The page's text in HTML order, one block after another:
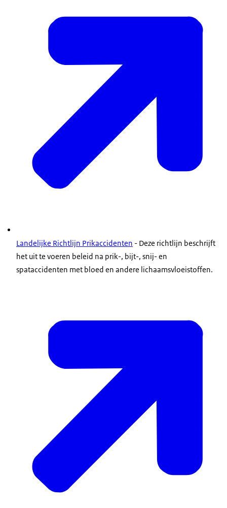
Landelijke Richtlijn Prikaccidenten - Deze richtlijn beschrijft
het uit te voeren beleid na prik-, bijt-, snij- en
spataccidenten met bloed en andere lichaamsvloeistoffen.